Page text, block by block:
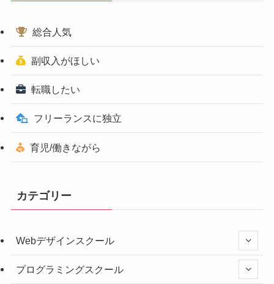
総合人気
副収入がほしい
転職したい
フリーランスに独立
育児/働きながら
カテゴリー
Webデザインスクール
プログラミングスクール